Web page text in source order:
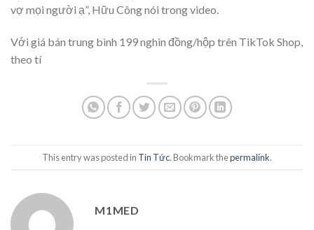
vợ mọi người ạ”, Hữu Công nói trong video.
Với giá bán trung bình 199 nghìn đồng/hộp trên TikTok Shop,
theo tí
This entry was posted in Tin Tức. Bookmark thepermalink.
M1MED